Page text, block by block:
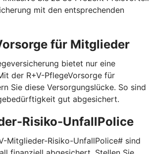
mit den entspre­chenden
für Mitglieder
bietet nur eine
der R+V-PflegeVorsorge für
Sie diese Versorgungslücke. So sind
gut abgesichert.
Risiko-UnfallPolice
Mitglieder-Risiko-UnfallPolice# sind